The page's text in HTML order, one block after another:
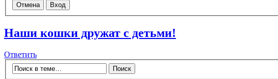
Наши кошки дружат с детьми!
Ответить